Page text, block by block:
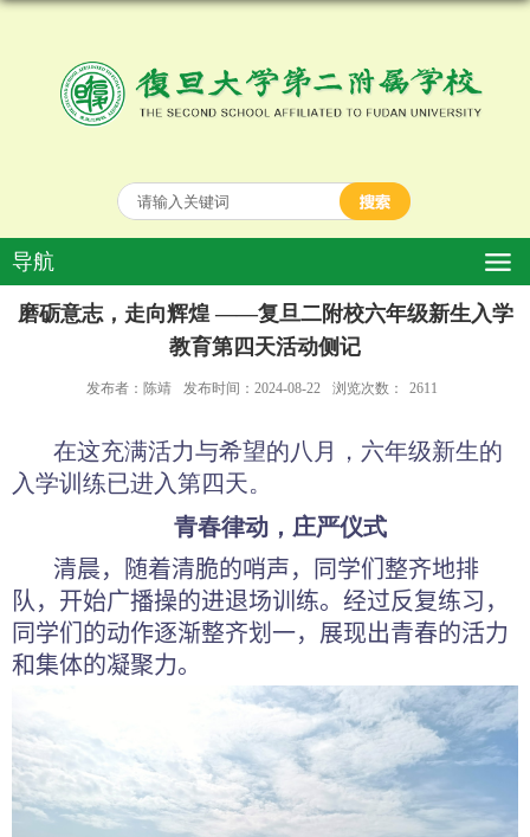
导航
磨砺意志，走向辉煌 ——复旦二附校六年级新生入学
教育第四天活动侧记
发布者：陈靖 发布时间：2024-08-22 浏览次数： 2611
在这充满活力与希望的八月，六年级新生的
入学训练已进入第四天。
青春律动，庄严仪式
清晨，随着清脆的哨声，同学们整齐地排
队，开始广播操的进退场训练。经过反复练习，
同学们的动作逐渐整齐划一，展现出青春的活力
和集体的凝聚力。